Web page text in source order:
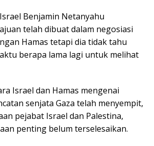
Benjamin Netanyahu
telah dibuat dalam negosiasi
Hamas tetapi dia tidak tahu
berapa lama lagi untuk melihat
Israel dan Hamas mengenai
senjata Gaza telah menyempit,
pejabat Israel dan Palestina,
penting belum terselesaikan.